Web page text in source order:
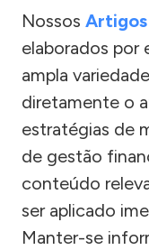
Nossos Artigos
elaborados por
ampla
diretamente o
estratégias de
de gestão
conteúdo
ser aplicado
Manter-se